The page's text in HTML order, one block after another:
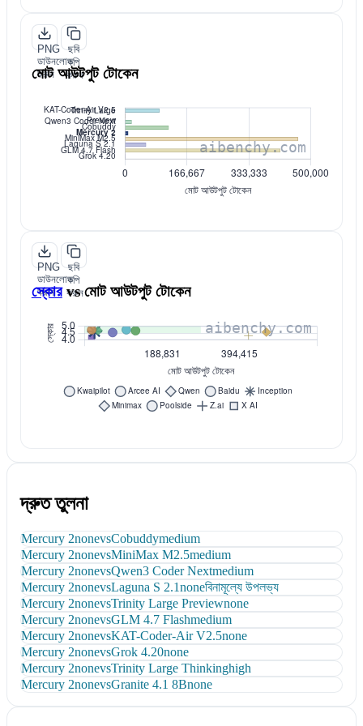
PNG
ডাউনলোড
করুন
ছবি
কপি
করুন
মোট আউটপুট টোকেন
PNG
ডাউনলোড
করুন
ছবি
কপি
করুন
স্কোর vsমোট আউটপুট টোকেন
দ্রুত তুলনা
Mercury 2nonevsCobuddymedium
Mercury 2nonevsMiniMax M2.5medium
Mercury 2nonevsQwen3 Coder Nextmedium
Mercury 2nonevsLaguna S 2.1noneবিনামূল্যে উপলভ্য
Mercury 2nonevsTrinity Large Previewnone
Mercury 2nonevsGLM 4.7 Flashmedium
Mercury 2nonevsKAT-Coder-Air V2.5none
Mercury 2nonevsGrok 4.20none
Mercury 2nonevsTrinity Large Thinkinghigh
Mercury 2nonevsGranite 4.1 8Bnone